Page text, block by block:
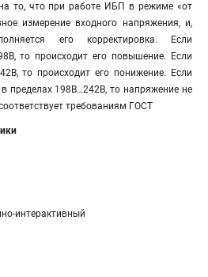
то, что при работе ИБП в режиме «от
измерение входного напряжения, и,
его корректировка. Если
то происходит его повышение. Если
то происходит его понижение. Если
пределах 198В…242В, то напряжение не
требованиям ГОСТ
интерактивный